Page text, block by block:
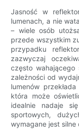
Jasność w
lumenach, a nie
– wiele osób
przede wszystkim
przypadku
zazwyczaj
często
zależności od
lumenów
która może
idealnie nadaje
sportowych,
wymagane jest silne